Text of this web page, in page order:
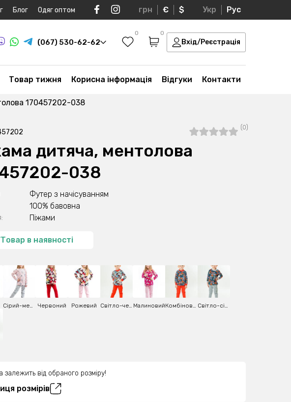
Блог Одяг оптом грн € $ Укр Рус
(067) 530-62-62
0 0
Вхід/Реєстрація
Товар тижня Корисна інформація Відгуки Контакти
170457202-038
(0)
дитяча, ментолова
038
Футер з начісуванням
100% бавовна
Піжами
Товар в наявності
Сірий-меланж Червоний Рожевий Світло-червоний Малиновий Комбінований Світло-сірий
залежить від обраного розміру!
розмірів